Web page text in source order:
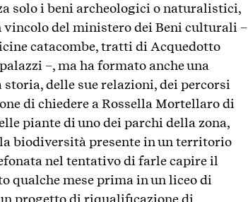
solo i beni archeologici o naturalistici,
vincolo del ministero dei Beni culturali –
catacombe, tratti di Acquedotto
–, ma ha formato anche una
delle sue relazioni, dei percorsi
di chiedere a Rossella Mortellaro di
piante di uno dei parchi della zona,
biodiversità presente in un territorio
nel tentativo di farle capire il
qualche mese prima in un liceo di
progetto di riqualificazione di